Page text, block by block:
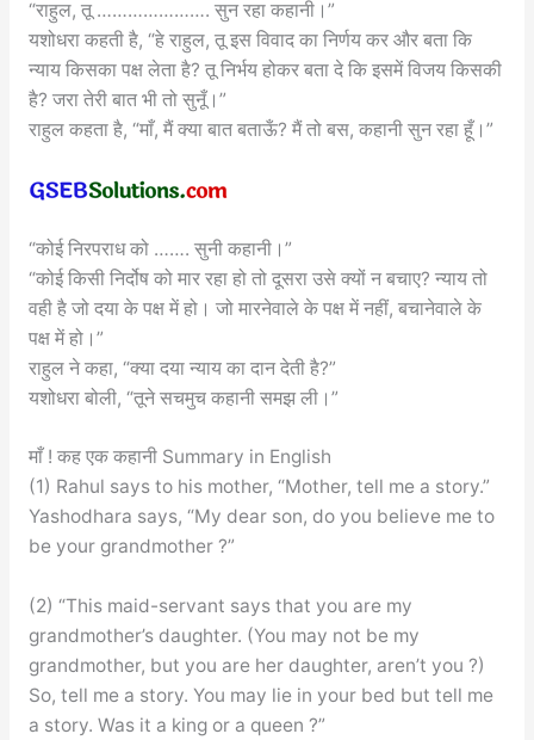
“राहुल, तू …………………. सुन रहा कहानी।”
यशोधरा कहती है, “हे राहुल, तू इस विवाद का निर्णय कर और बता कि
न्याय किसका पक्ष लेता है? तू निर्भय होकर बता दे कि इसमें विजय किसकी
है? जरा तेरी बात भी तो सुनूँ।”
राहुल कहता है, “माँ, मैं क्या बात बताऊँ? मैं तो बस, कहानी सुन रहा हूँ।”
“कोई निरपराध को ……. सुनी कहानी।”
“कोई किसी निर्दोष को मार रहा हो तो दूसरा उसे क्यों न बचाए? न्याय तो
वही है जो दया के पक्ष में हो। जो मारनेवाले के पक्ष में नहीं, बचानेवाले के
पक्ष में हो।”
राहुल ने कहा, “क्या दया न्याय का दान देती है?”
यशोधरा बोली, “तूने सचमुच कहानी समझ ली।”
माँ ! कह एक कहानी Summary in English
(1) Rahul says to his mother, “Mother, tell me a story.”
Yashodhara says, “My dear son, do you believe me to
be your grandmother ?”
(2) “This maid-servant says that you are my
grandmother’s daughter. (You may not be my
grandmother, but you are her daughter, aren’t you ?)
So, tell me a story. You may lie in your bed but tell me
a story. Was it a king or a queen ?”